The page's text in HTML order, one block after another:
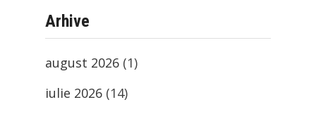
Arhive
august 2026 (1)
iulie 2026 (14)